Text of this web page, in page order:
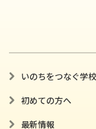
いのちをつなぐ学
初めての方へ
最新情報